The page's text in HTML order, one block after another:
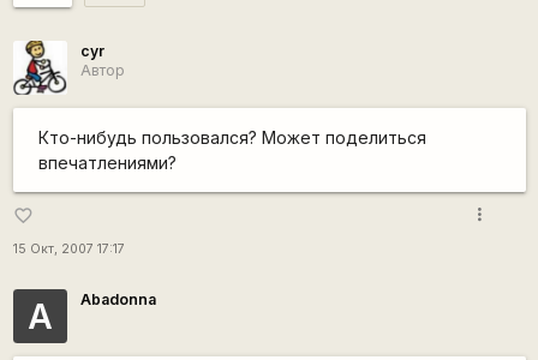
cyr
Автор
Кто-нибудь пользовался? Может поделиться
впечатлениями?
favorite_border
15 Окт, 2007 17:17
more_vert
A Abadonna